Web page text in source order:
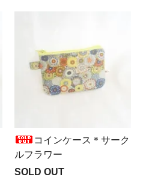
コインケース＊サーク
ルフラワー
SOLD OUT